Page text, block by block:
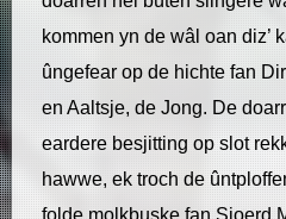
kommen yn de wâl oan diz’
ûngefear op de hichte fan
en Aaltsje, de Jong. De
eardere besjitting op slot
hawwe, ek troch de
folde molkbuske fan Sjoerd